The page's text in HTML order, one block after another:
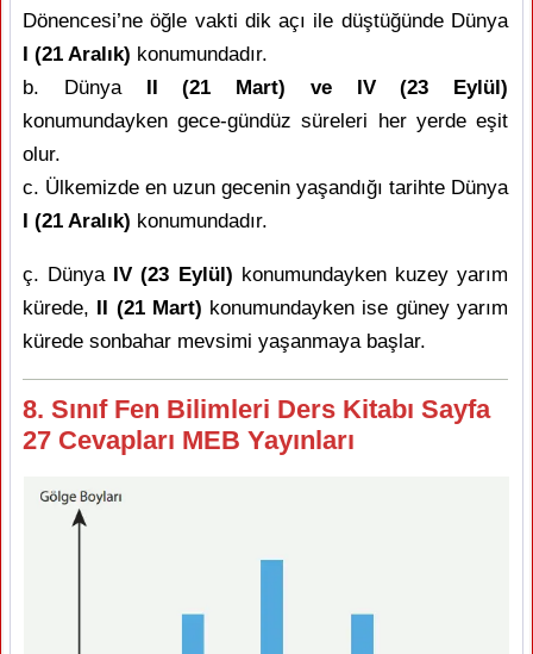
Dönencesi’ne öğle vakti dik açı ile düştüğünde Dünya
I (21 Aralık) konumundadır.
b. Dünya II (21 Mart) ve IV (23 Eylül)
konumundayken gece-gündüz süreleri her yerde eşit
olur.
c. Ülkemizde en uzun gecenin yaşandığı tarihte Dünya
I (21 Aralık) konumundadır.
ç. Dünya IV (23 Eylül) konumundayken kuzey yarım
kürede, II (21 Mart) konumundayken ise güney yarım
kürede sonbahar mevsimi yaşanmaya başlar.
8. Sınıf Fen Bilimleri Ders Kitabı Sayfa
27 Cevapları MEB Yayınları